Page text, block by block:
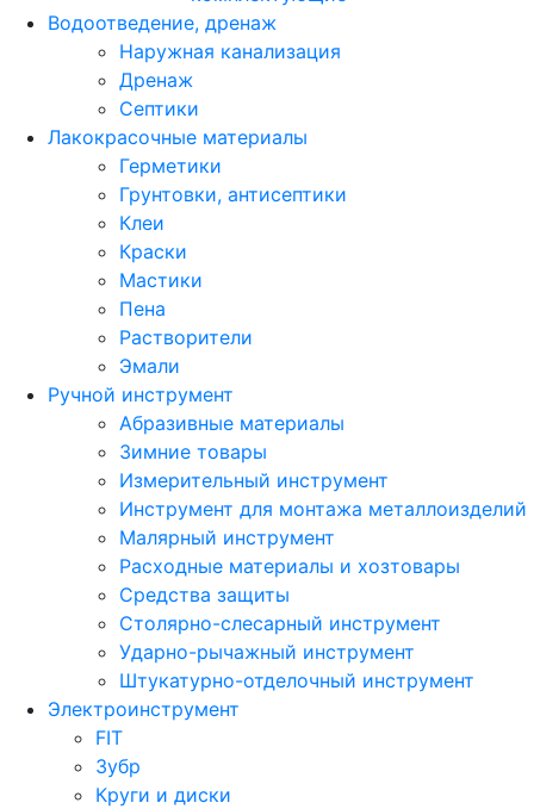
Водоотведение, дренаж
Наружная канализация
Дренаж
Септики
Лакокрасочные материалы
Герметики
Грунтовки, антисептики
Клеи
Краски
Мастики
Пена
Растворители
Эмали
Ручной инструмент
Абразивные материалы
Зимние товары
Измерительный инструмент
Инструмент для монтажа металлоизделий
Малярный инструмент
Расходные материалы и хозтовары
Средства защиты
Столярно-слесарный инструмент
Ударно-рычажный инструмент
Штукатурно-отделочный инструмент
Электроинструмент
FIT
Зубр
Круги и диски